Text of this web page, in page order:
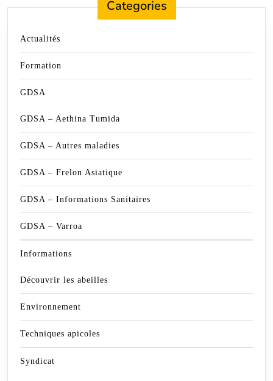
Categories
Actualités
Formation
GDSA
GDSA – Aethina Tumida
GDSA – Autres maladies
GDSA – Frelon Asiatique
GDSA – Informations Sanitaires
GDSA – Varroa
Informations
Découvrir les abeilles
Environnement
Techniques apicoles
Syndicat